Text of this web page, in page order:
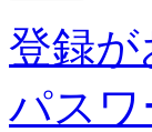
登録
パス